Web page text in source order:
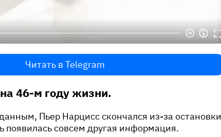
Читать в Telegram
46-м году жизни.
Пьер Нарцисс скончался из-за остановки
появилась совсем другая информация.